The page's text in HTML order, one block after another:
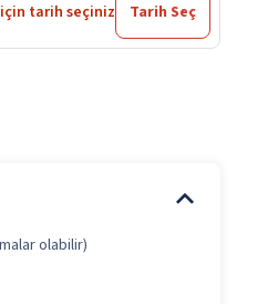
tarih seçiniz Tarih Seç
olabilir)